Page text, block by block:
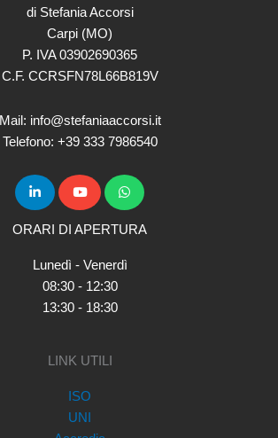
di Stefania Accorsi
Carpi (MO)
P. IVA 03902690365
C.F. CCRSFN78L66B819V
Mail: info@stefaniaaccorsi.it
Telefono: +39 333 7986540
ORARI DI APERTURA
Lunedì - Venerdì
08:30 - 12:30
13:30 - 18:30
LINK UTILI
ISO
UNI